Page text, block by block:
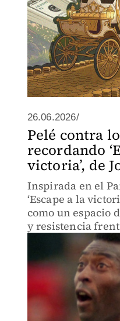
26.06.2026/
Pelé contra
recordando
victoria’, de
Inspirada en el
‘Escape a la
como un espacio
y resistencia